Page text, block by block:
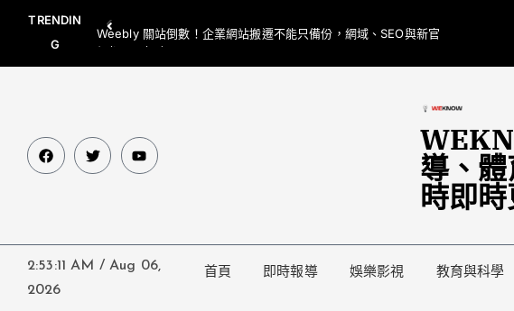
TRENDIN
G
Weebly 關站倒數！企業網站搬遷不能只備份，網域、SEO與新官
網都要一起處理
翁曉玲喊
導、
時即
2:53:11 AM / Aug 06,
2026
首頁 即時報導 娛樂影視 教育與科學